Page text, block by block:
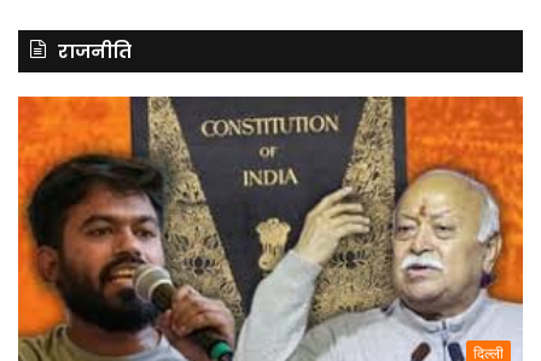
राजनीति
दिल्ली